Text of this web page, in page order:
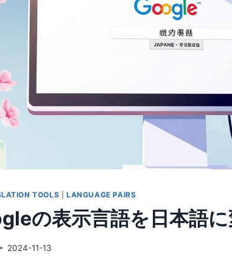
TOOLS |LANGUAGE PAIRS
の表示言語を日本語
2024-11-13